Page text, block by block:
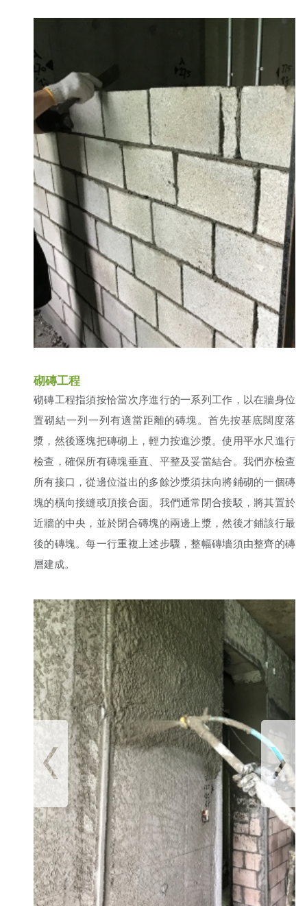
砌磚工程
砌磚工程指須按恰當次序進行的一系列工作，以在牆身位
置砌結一列一列有適當距離的磚塊。首先按基底闊度落
漿，然後逐塊把磚砌上，輕力按進沙漿。使用平水尺進行
檢查，確保所有磚塊垂直、平整及妥當結合。我們亦檢查
所有接口，從邊位溢出的多餘沙漿須抹向將鋪砌的一個磚
塊的橫向接縫或頂接合面。我們通常閉合接駁，將其置於
近牆的中央，並於閉合磚塊的兩邊上漿，然後才鋪該行最
後的磚塊。每一行重複上述步驟，整幅磚墻須由整齊的磚
層建成。